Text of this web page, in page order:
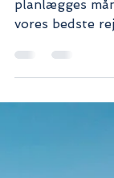
hurtigt
noget nyt
En
planlægges